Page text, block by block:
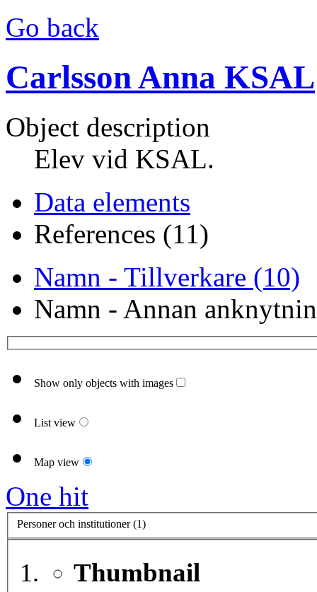
Go back
Carlsson Anna KSAL
Object description
Elev vid KSAL.
Data elements
References (11)
Namn - Tillverkare (10)
Namn - Annan
Show only objects with images
List view
Map view
One hit
Personer och institutioner (1)
Thumbnail